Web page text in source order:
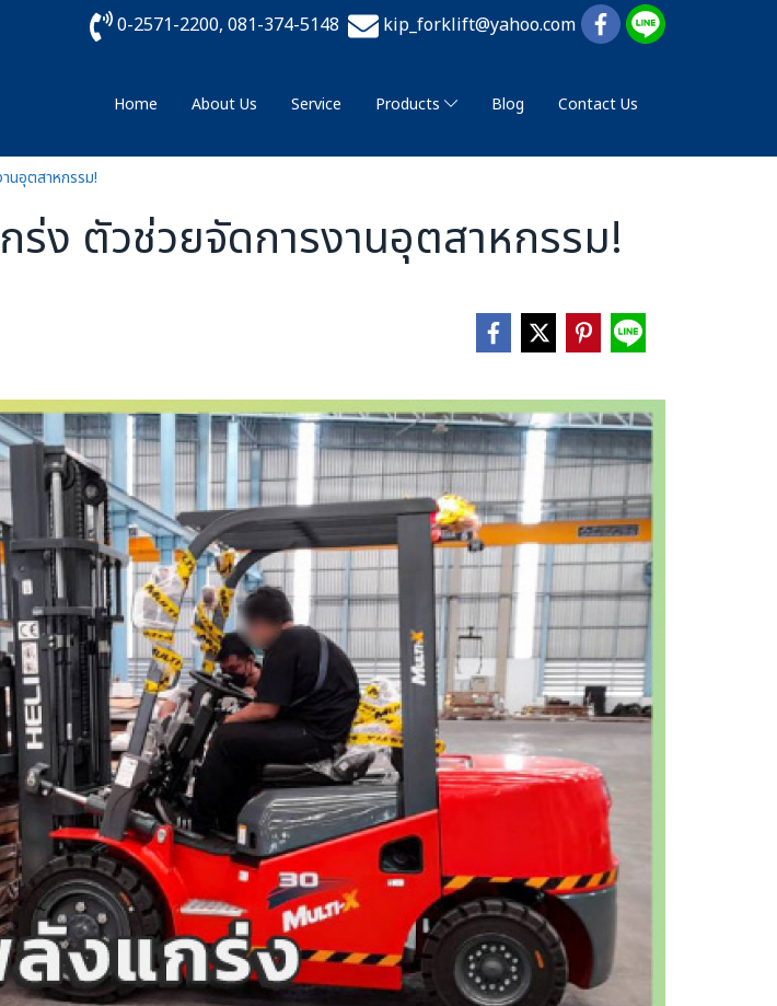
0-2571-2200, 081-374-5148 kip_forklift@yahoo.com
Home About Us Service Products Blog Contact Us
นอุตสาหกรรม!
ง ตัวช่วยจัดการงานอุตสาหกรรม!